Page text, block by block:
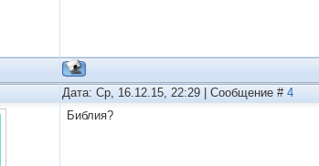
Дата: Ср, 16.12.15, 22:29 | Сообщение # 4
Библия?